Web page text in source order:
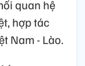
quan hệ
hợp tác
Nam - Lào.